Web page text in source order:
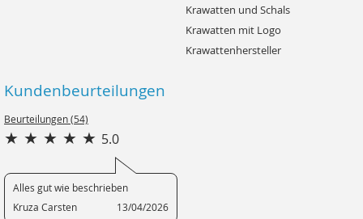
Krawatten und Schals
Krawatten mit Logo
Krawattenhersteller
Kundenbeurteilungen
Beurteilungen (54)
5.0
Alles gut wie beschrieben
Kruza Carsten
13/04/2026